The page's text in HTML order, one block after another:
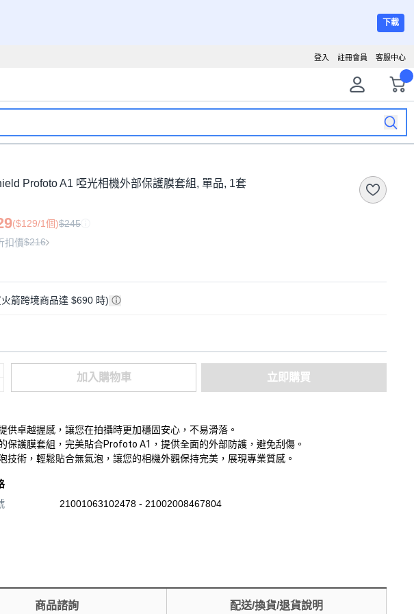
下載
客服中心
註冊會員
登入
Profoto A1 啞光相機外部保護膜套組, 單品, 1套
($129/1個)$245
扣價$216
箭跨境商品達 $690 時)
加入購物車 立即購買
供卓越握感，讓您在拍攝時更加穩固安心，不易滑落。
保護膜套組，完美貼合Profoto A1，提供全面的外部防護，避免刮傷。
技術，輕鬆貼合無氣泡，讓您的相機外觀保持完美，展現專業質感。
21001063102478 - 21002008467804
商品諮詢 配送/換貨/退貨說明